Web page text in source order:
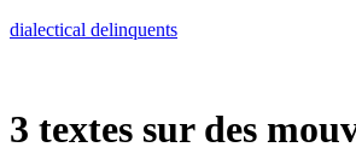
Skip
dialectical delinquents
3 textes sur des